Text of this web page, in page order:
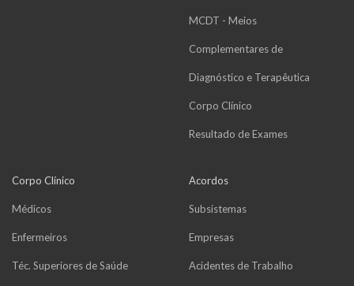
MCDT - Meios
Complementares de
Diagnóstico e Terapêutica
Corpo Clínico
Resultado de Exames
Corpo Clínico
Médicos
Enfermeiros
Téc. Superiores de Saúde
Acordos
Subsistemas
Empresas
Acidentes de Trabalho